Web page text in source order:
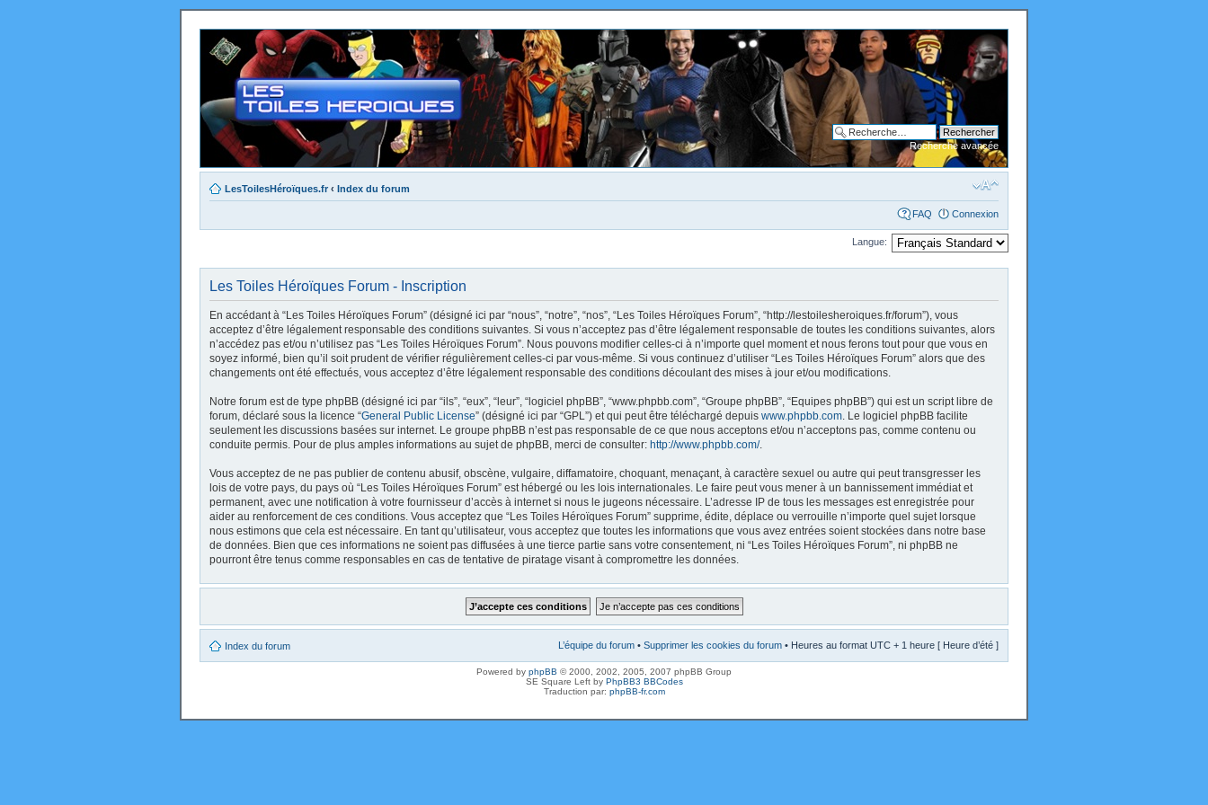
Recherche avancée
LesToilesHéroïques.fr ‹ Index du forum
FAQ Connexion
Langue:
Les Toiles Héroïques Forum - Inscription
En accédant à “Les Toiles Héroïques Forum” (désigné ici par “nous”, “notre”, “nos”, “Les Toiles Héroïques Forum”, “http://lestoilesheroiques.fr/forum”), vous
acceptez d’être légalement responsable des conditions suivantes. Si vous n’acceptez pas d’être légalement responsable de toutes les conditions suivantes, alors
n’accédez pas et/ou n’utilisez pas “Les Toiles Héroïques Forum”. Nous pouvons modifier celles-ci à n’importe quel moment et nous ferons tout pour que vous en
soyez informé, bien qu’il soit prudent de vérifier régulièrement celles-ci par vous-même. Si vous continuez d’utiliser “Les Toiles Héroïques Forum” alors que des
changements ont été effectués, vous acceptez d’être légalement responsable des conditions découlant des mises à jour et/ou modifications.
Notre forum est de type phpBB (désigné ici par “ils”, “eux”, “leur”, “logiciel phpBB”, “www.phpbb.com”, “Groupe phpBB”, “Equipes phpBB”) qui est un script libre de
forum, déclaré sous la licence “General Public License” (désigné ici par “GPL”) et qui peut être téléchargé depuis www.phpbb.com . Le logiciel phpBB facilite
seulement les discussions basées sur internet. Le groupe phpBB n’est pas responsable de ce que nous acceptons et/ou n’acceptons pas, comme contenu ou
conduite permis. Pour de plus amples informations au sujet de phpBB, merci de consulter: http://www.phpbb.com/.
Vous acceptez de ne pas publier de contenu abusif, obscène, vulgaire, diffamatoire, choquant, menaçant, à caractère sexuel ou autre qui peut transgresser les
lois de votre pays, du pays où “Les Toiles Héroïques Forum” est hébergé ou les lois internationales. Le faire peut vous mener à un bannissement immédiat et
permanent, avec une notification à votre fournisseur d’accès à internet si nous le jugeons nécessaire. L’adresse IP de tous les messages est enregistrée pour
aider au renforcement de ces conditions. Vous acceptez que “Les Toiles Héroïques Forum” supprime, édite, déplace ou verrouille n’importe quel sujet lorsque
nous estimons que cela est nécessaire. En tant qu’utilisateur, vous acceptez que toutes les informations que vous avez entrées soient stockées dans notre base
de données. Bien que ces informations ne soient pas diffusées à une tierce partie sans votre consentement, ni “Les Toiles Héroïques Forum”, ni phpBB ne
pourront être tenus comme responsables en cas de tentative de piratage visant à compromettre les données.
Index du forum L’équipe du forum • Supprimer les cookies du forum • Heures au format UTC + 1 heure [ Heure d’été ]
Powered by phpBB © 2000, 2002, 2005, 2007 phpBB Group
SE Square Left by PhpBB3 BBCodes
Traduction par: phpBB-fr.com